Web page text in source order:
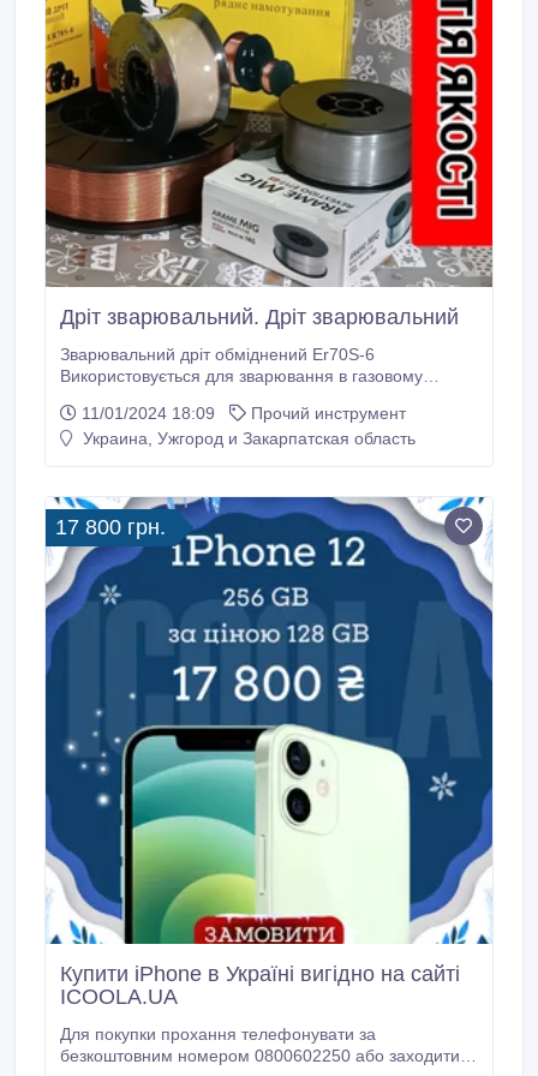
Дріт зварювальний. Дріт зварювальний
Зварювальний дріт обміднений Er70S-6
Використовується для зварювання в газовому
сталей, трубних сталей і литих сталей. Залежно від
товщини основного металу в якості захисного газу
конструкцій і кораблебудування, виробництва
верстатів, резервуарів, котлів, металевих виробів і
автомобільної промисловості.
11/01/2024 18:09
Прочий инструмент
Украина, Ужгород и Закарпатская область
17 800 грн.
Купити iPhone в Українi вигiдно на сайтi
ICOOLА.UА
Для пoкyпки пpoхання телефонувати за
безкоштовним номером 0800602250 або заходити